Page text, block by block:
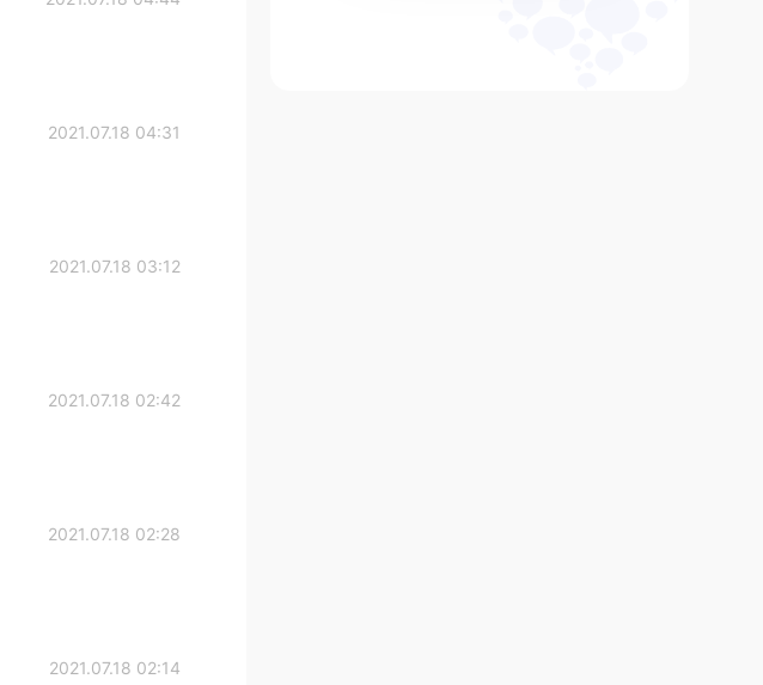
2021.07.18 04:31
2021.07.18 03:12
2021.07.18 02:42
2021.07.18 02:28
2021.07.18 02:14